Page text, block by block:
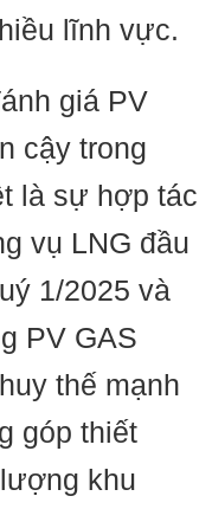
lĩnh vực.
giá PV
cậy trong
là sự hợp tác
vụ LNG đầu
1/2025 và
PV GAS
thế mạnh
góp thiết
khu